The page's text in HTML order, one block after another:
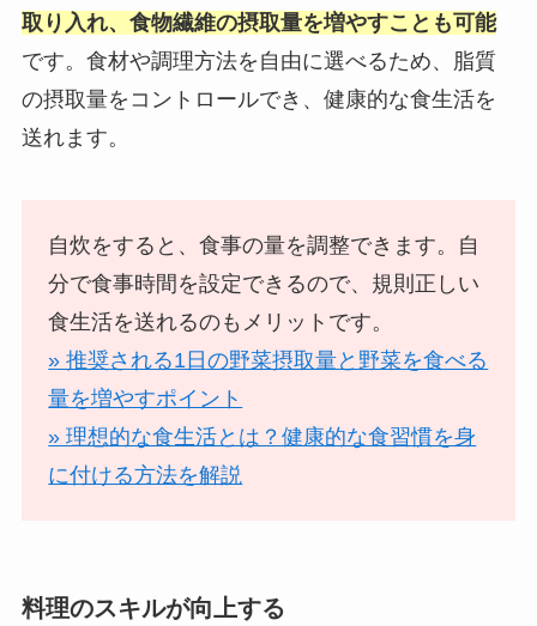
取り入れ、食物繊維の摂取量を増やすことも可能
です。食材や調理方法を自由に選べるため、脂質
の摂取量をコントロールでき、健康的な食生活を
送れます。
自炊をすると、食事の量を調整できます。自
分で食事時間を設定できるので、規則正しい
食生活を送れるのもメリットです。
» 推奨される1日の野菜摂取量と野菜を食べる
量を増やすポイント
» 理想的な食生活とは？健康的な食習慣を身
に付ける方法を解説
料理のスキルが向上する